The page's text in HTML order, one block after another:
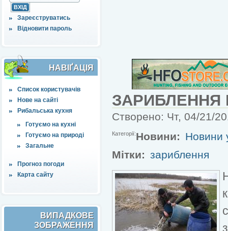
Зареєструватись
Відновити пароль
НАВІҐАЦІЯ
Список користувачів
Нове на сайті
Рибальська кухня
Готуємо на кухні
Готуємо на природі
Загальне
Прогноз погоди
Карта сайту
ВИПАДКОВЕ
ЗОБРАЖЕННЯ
ЗАРИБЛЕННЯ
Створено: Чт, 04/21/
Категорії:Новини: Новини
Мітки: зариблення